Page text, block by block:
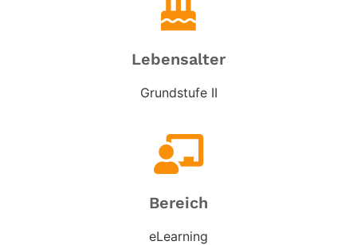
Lebensalter
Grundstufe II
Bereich
eLearning